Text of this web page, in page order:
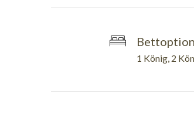
1 König, 2